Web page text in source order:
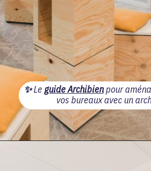
✨Le guide Archibienpour
vos bureaux avec un